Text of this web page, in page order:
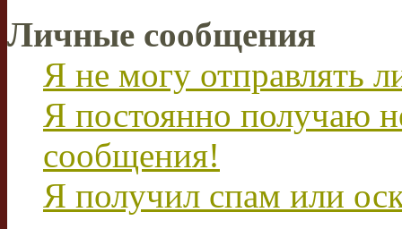
Личные сообщения
Я не могу отправлять
Я постоянно получаю
сообщения!
Я получил спам или